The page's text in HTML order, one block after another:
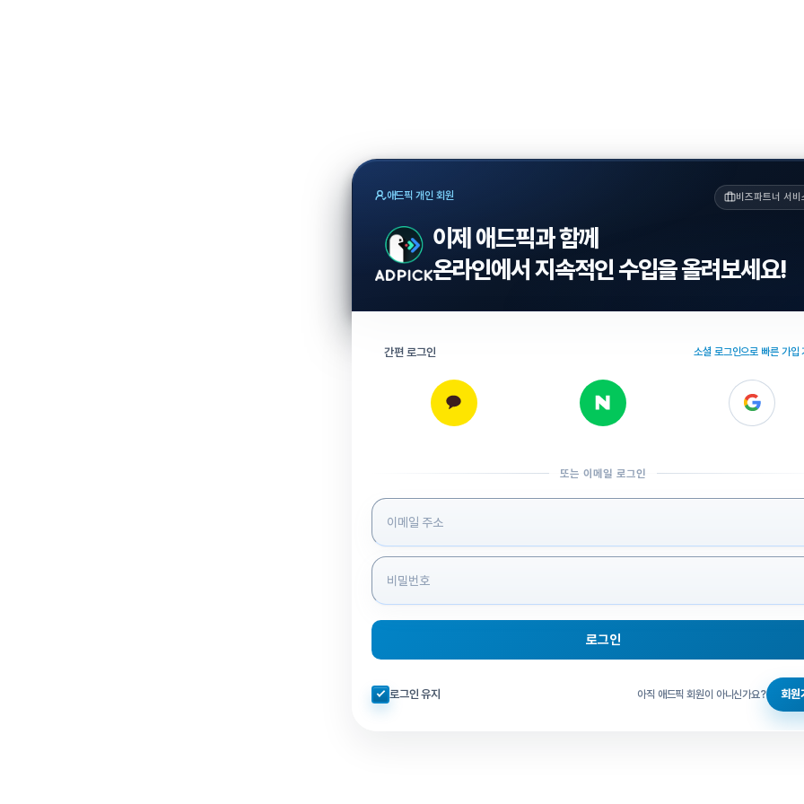
애드픽 개인 회원 비즈파트너 서비
이제 애드픽과 함께
온라인에서 지속적인 수입을 올려보세요!
간편 로그인 소셜 로그인으로 빠른 가입
또는 이메일 로그인
로그인 정보 입력
로그인
자동로그인 체크
로그인 유지 아직 애드픽 회원이 아니신가요? 회원